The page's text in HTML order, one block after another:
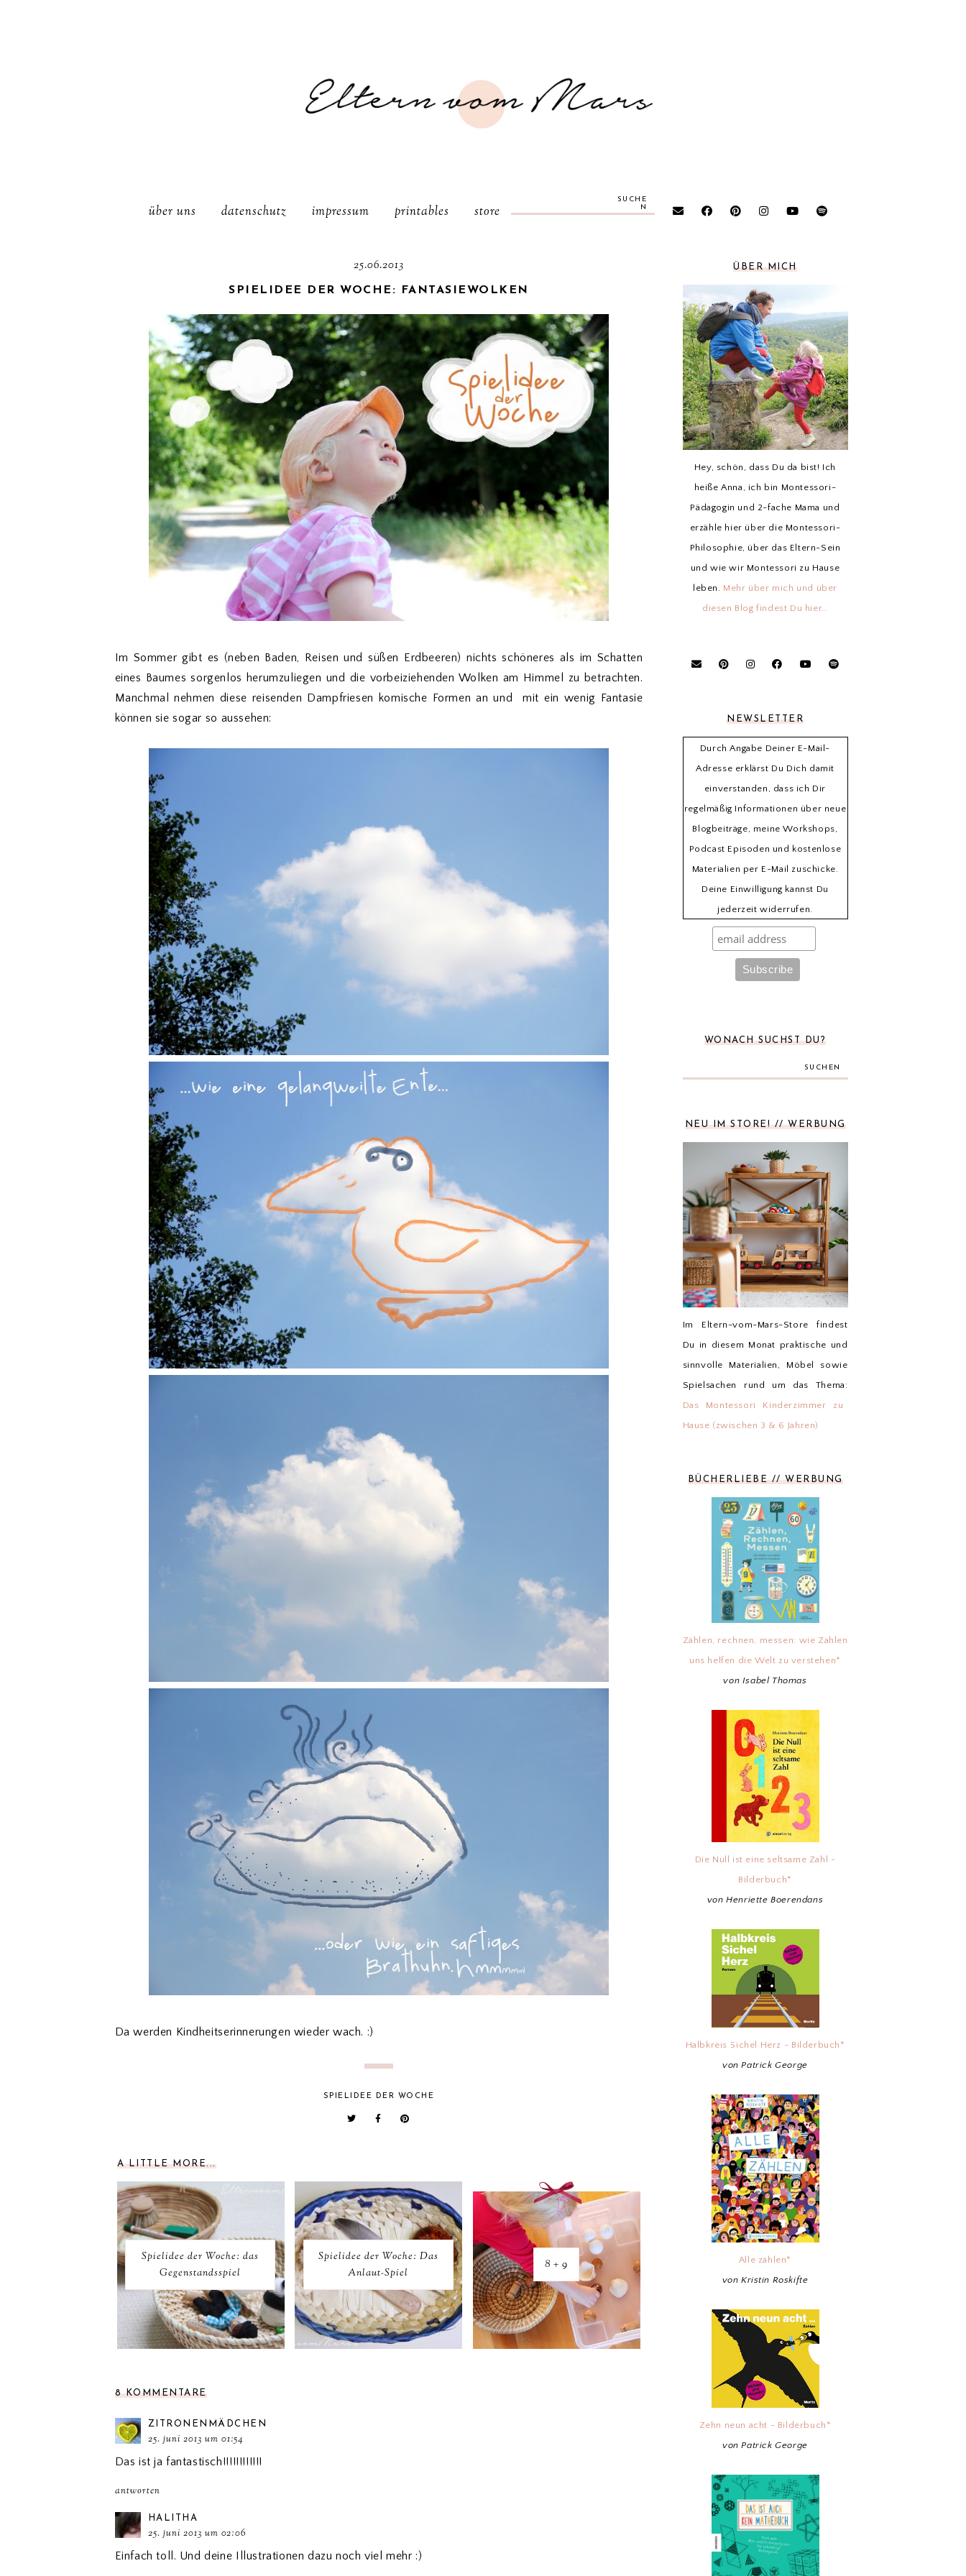
über uns datenschutz impressum printables store
SUCHE
N
25.06.2013
SPIELIDEE DER WOCHE: FANTASIEWOLKEN
Im Sommer gibt es (neben Baden, Reisen und süßen Erdbeeren) nichts schöneres als im Schatten
eines Baumes sorgenlos herumzuliegen und die vorbeiziehenden Wolken am Himmel zu betrachten.
Manchmal nehmen diese reisenden Dampfriesen komische Formen an und mit ein wenig Fantasie
können sie sogar so aussehen:
Da werden Kindheitserinnerungen wieder wach. :)
SPIELIDEE DER WOCHE
A LITTLE MORE...
Spielidee der Woche: das
Gegenstandsspiel
Spielidee der Woche: Das
Anlaut-Spiel
8 + 9
8 KOMMENTARE
ZITRONENMÄDCHEN
25. juni 2013 um 01:54
Das ist ja fantastisch!!!!!!!!!!!!
antworten
HALITHA
25. juni 2013 um 02:06
Einfach toll. Und deine Illustrationen dazu noch viel mehr :)
ÜBER MICH
Hey, schön, dass Du da bist! Ich
heiße Anna, ich bin Montessori-
Pädagogin und 2-fache Mama und
erzähle hier über die Montessori-
Philosophie, über das Eltern-Sein
und wie wir Montessori zu Hause
leben. Mehr über mich und über
diesen Blog findest Du hier…
NEWSLETTER
Durch Angabe Deiner E-Mail-
Adresse erklärst Du Dich damit
einverstanden, dass ich Dir
regelmäßig Informationen über neue
Blogbeiträge, meine Workshops,
Podcast Episoden und kostenlose
Materialien per E-Mail zuschicke.
Deine Einwilligung kannst Du
jederzeit widerrufen.
WONACH SUCHST DU?
SUCHEN
NEU IM STORE! // WERBUNG
Im Eltern-vom-Mars-Store findest
Du in diesem Monat praktische und
sinnvolle Materialien, Möbel sowie
Spielsachen rund um das Thema:
Das Montessori Kinderzimmer zu
Hause (zwischen 3 & 6 Jahren)
BÜCHERLIEBE // WERBUNG
Zählen, rechnen, messen: wie Zahlen
uns helfen die Welt zu verstehen*
von Isabel Thomas
Die Null ist eine seltsame Zahl -
Bilderbuch*
von Henriette Boerendans
Halbkreis Sichel Herz - Bilderbuch*
von Patrick George
Alle zählen*
von Kristin Roskifte
Zehn neun acht - Bilderbuch*
von Patrick George